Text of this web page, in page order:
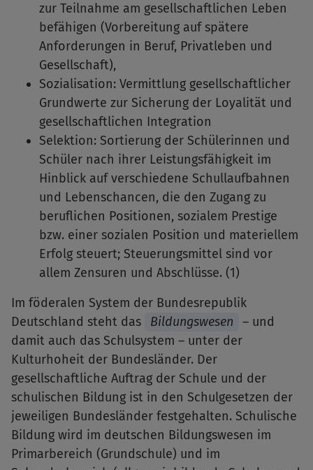
zur Teilnahme am gesellschaftlichen Leben
befähigen (Vorbereitung auf spätere
Anforderungen in Beruf, Privatleben und
Gesellschaft),
Sozialisation: Vermittlung gesellschaftlicher
Grundwerte zur Sicherung der Loyalität und
gesellschaftlichen Integration
Selektion: Sortierung der Schülerinnen und
Schüler nach ihrer Leistungsfähigkeit im
Hinblick auf verschiedene Schullaufbahnen
und Lebenschancen, die den Zugang zu
beruflichen Positionen, sozialem Prestige
bzw. einer sozialen Position und materiellem
Erfolg steuert; Steuerungsmittel sind vor
allem Zensuren und Abschlüsse. (1)
Im föderalen System der Bundesrepublik
Deutschland steht das
Bildungswesen
– und
damit auch das Schulsystem – unter der
Kulturhoheit der Bundesländer. Der
gesellschaftliche Auftrag der Schule und der
schulischen Bildung ist in den Schulgesetzen der
jeweiligen Bundesländer festgehalten. Schulische
Bildung wird im deutschen Bildungswesen im
Primarbereich (Grundschule) und im